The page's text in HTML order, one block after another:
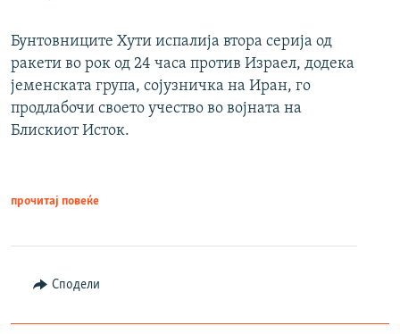
Бунтовниците Хути испалија втора серија од
ракети во рок од 24 часа против Израел, додека
јеменската група, сојузничка на Иран, го
продлабочи своето учество во војната на
Блискиот Исток.
прочитај повеќе
Сподели